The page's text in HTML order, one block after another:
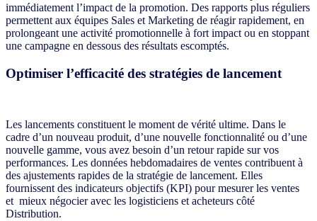
immédiatement l’impact de la promotion. Des rapports plus réguliers
permettent aux équipes Sales et Marketing de réagir rapidement, en
prolongeant une activité promotionnelle à fort impact ou en stoppant
une campagne en dessous des résultats escomptés.
Optimiser l’efficacité des stratégies de lancement
Les lancements constituent le moment de vérité ultime. Dans le
cadre d’un nouveau produit, d’une nouvelle fonctionnalité ou d’une
nouvelle gamme, vous avez besoin d’un retour rapide sur vos
performances. Les données hebdomadaires de ventes contribuent à
des ajustements rapides de la stratégie de lancement. Elles
fournissent des indicateurs objectifs (KPI) pour mesurer les ventes
et mieux négocier avec les logisticiens et acheteurs côté
Distribution.